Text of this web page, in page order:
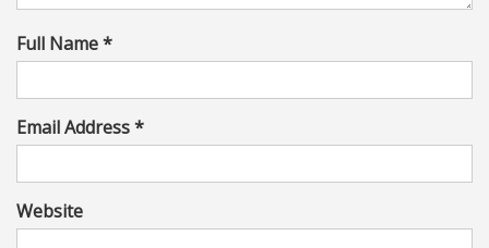
Full Name *
Email Address *
Website